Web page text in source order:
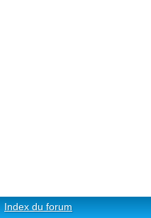
Index du forum